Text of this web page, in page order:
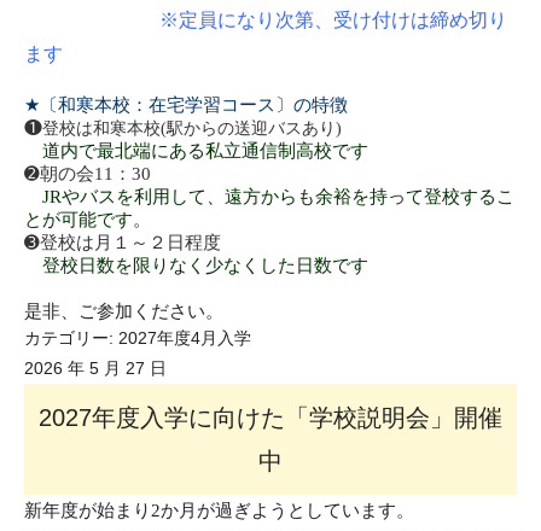
※定員になり次第、受け付けは締め切り
ます
★ 〔和寒本校：在宅学習コース〕の特徴
❶登校は和寒本校(駅からの送迎バスあり )
道内で最北端にある私立通信制高校です
➋朝の会11：30
JRやバスを利用して、遠方からも余裕を持って登校するこ
とが可能です。
➌登校は月１～２日程度
登校日数を限りなく少なくした日数です
是非、ご参加ください。
カテゴリー: 2027年度4月入学
2026 年 5 月 27 日
2027年度入学に向けた「学校説明会」開催
中
新年度が始まり2か月が過ぎようとしています。